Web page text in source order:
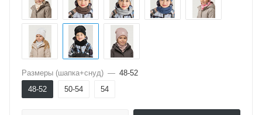
Размеры (шапка+снуд) — 48-52
48-52
50-54 54